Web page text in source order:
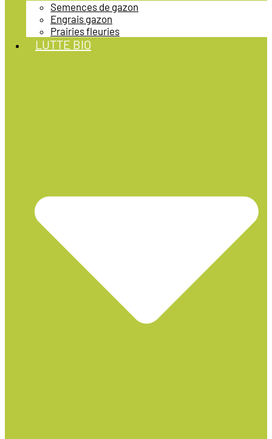
Semences de gazon
Engrais gazon
Prairies fleuries
LUTTE BIO